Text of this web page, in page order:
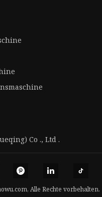
Co ., Ltd .
Alle Rechte vorbehalten.